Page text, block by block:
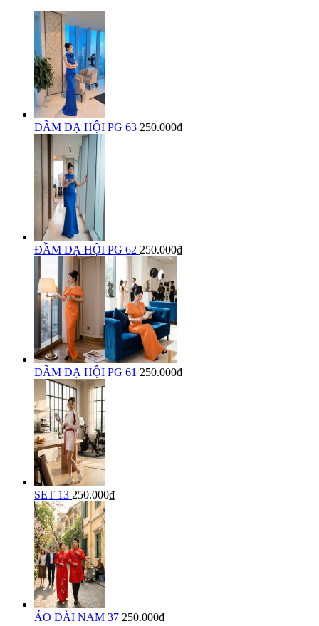
ĐẦM DẠ HỘI PG 63 250.000₫
ĐẦM DẠ HỘI PG 62 250.000₫
ĐẦM DẠ HỘI PG 61 250.000₫
SET 13 250.000₫
ÁO DÀI NAM 37 250.000₫